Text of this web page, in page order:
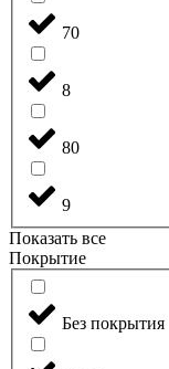
70
8
80
9
Показать все
Покрытие
Без покрытия